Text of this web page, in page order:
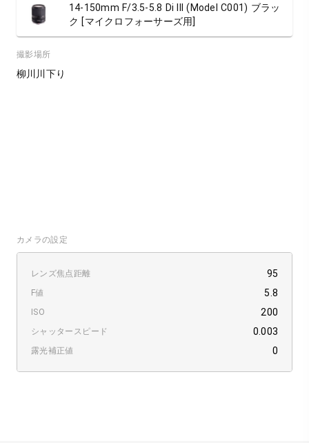
14-150mm F/3.5-5.8 Di III (Model C001) ブラッ
ク [マイクロフォーサーズ用]
撮影場所
柳川川下り
カメラの設定
レンズ焦点距離 95
F値 5.8
ISO 200
シャッタースピード 0.003
露光補正値 0